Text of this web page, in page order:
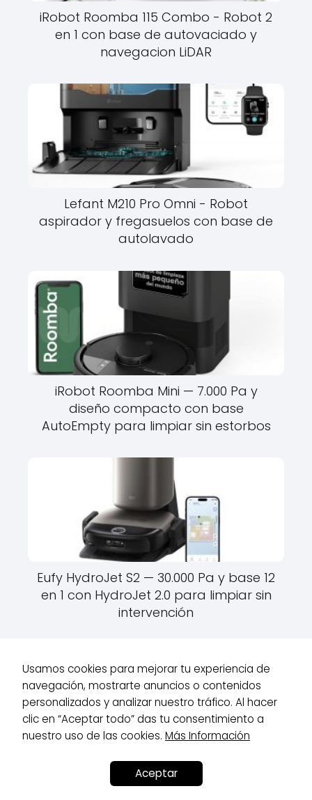
iRobot Roomba 115 Combo - Robot 2
en 1 con base de autovaciado y
navegacion LiDAR
Lefant M210 Pro Omni - Robot
aspirador y fregasuelos con base de
autolavado
iRobot Roomba Mini — 7.000 Pa y
diseño compacto con base
AutoEmpty para limpiar sin estorbos
Eufy HydroJet S2 — 30.000 Pa y base 12
en 1 con HydroJet 2.0 para limpiar sin
intervención
Robots de Hogar Robots Aspiradores
Roborock Qrevo Curv 2
Pro — Ultrafino con 25.000 Pa, agua caliente y cero enredos
Aviso Legal
Usamos cookies para mejorar tu experiencia de
navegación, mostrarte anuncios o contenidos
personalizados y analizar nuestro tráfico. Al hacer
clic en “Aceptar todo” das tu consentimiento a
nuestro uso de las cookies. Más Información
Aceptar